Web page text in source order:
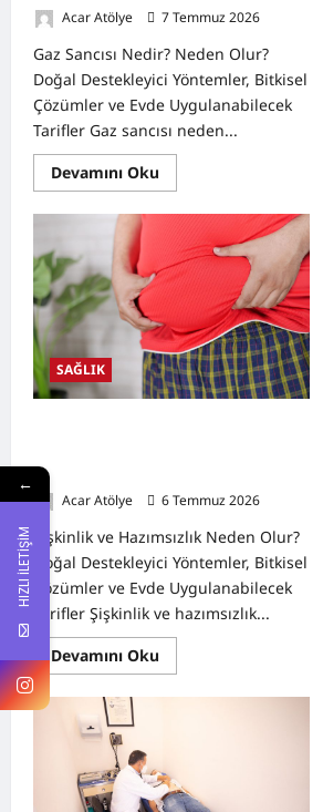
Acar Atölye
7 Temmuz 2026
Gaz Sancısı Nedir? Neden Olur?
Doğal Destekleyici Yöntemler, Bitkisel
Çözümler ve Evde Uygulanabilecek
Tarifler Gaz sancısı neden...
Devamını Oku
more
Gaz
Nedir?
Neden
Olur?
Destekleyici
Yöntemler,
SAĞLIK
Bitkisel Çözümler
Acar Atölye
6 Temmuz 2026
Şişkinlik ve Hazımsızlık Neden Olur?
Doğal Destekleyici Yöntemler, Bitkisel
Çözümler ve Evde Uygulanabilecek
Tarifler Şişkinlik ve hazımsızlık...
Devamını Oku
more
Şişkinlik
Doğal
Destekleyici
←
HIZLI İLETİŞİM